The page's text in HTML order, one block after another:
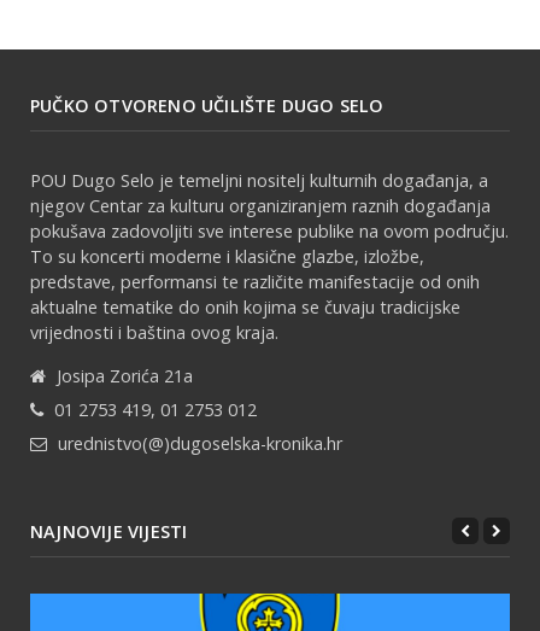
PUČKO OTVORENO UČILIŠTE DUGO SELO
POU Dugo Selo je temeljni nositelj kulturnih događanja, a
njegov Centar za kulturu organiziranjem raznih događanja
pokušava zadovoljiti sve interese publike na ovom području.
To su koncerti moderne i klasične glazbe, izložbe,
predstave, performansi te različite manifestacije od onih
aktualne tematike do onih kojima se čuvaju tradicijske
vrijednosti i baština ovog kraja.
Josipa Zorića 21a
01 2753 419, 01 2753 012
urednistvo(@)dugoselska-kronika.hr
NAJNOVIJE VIJESTI